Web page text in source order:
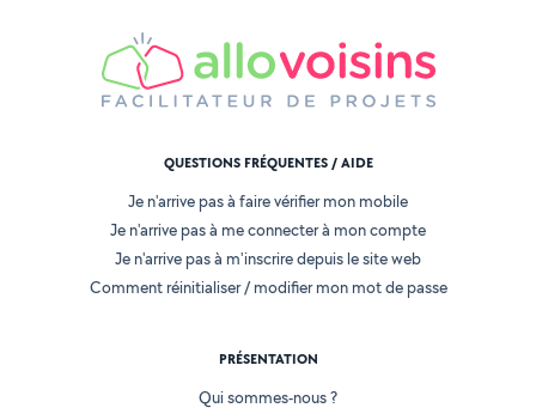
QUESTIONS FRÉQUENTES / AIDE
Je n'arrive pas à faire vérifier mon mobile
Je n'arrive pas à me connecter à mon compte
Je n'arrive pas à m'inscrire depuis le site web
Comment réinitialiser / modifier mon mot de passe
PRÉSENTATION
Qui sommes-nous ?